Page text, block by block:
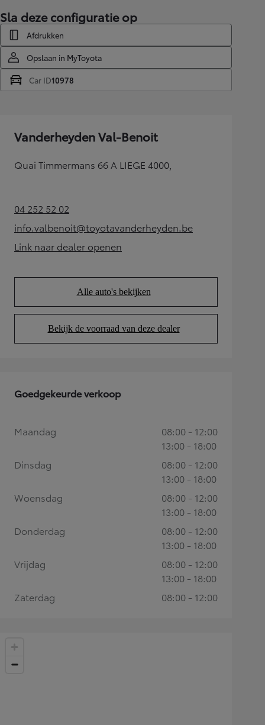
Sla deze configuratie op
Afdrukken
Opslaan in MyToyota
Car ID10978
Vanderheyden Val-Benoit
Quai Timmermans 66 A LIEGE 4000,
04 252 52 02(Opens in new tab)
info.valbenoit@toyotavanderheyden.be
(Opens in new tab)
Link naar dealer openen
(Opens in new tab)
Alle auto's bekijken
(Opens in new tab)
Bekijk de voorraad van deze dealer
(Opens in new tab)
Goedgekeurde verkoop
Maandag
08:00 - 12:00
13:00 - 18:00
Dinsdag
08:00 - 12:00
13:00 - 18:00
Woensdag
08:00 - 12:00
13:00 - 18:00
Donderdag
08:00 - 12:00
13:00 - 18:00
Vrijdag
08:00 - 12:00
13:00 - 18:00
Zaterdag
08:00 - 12:00